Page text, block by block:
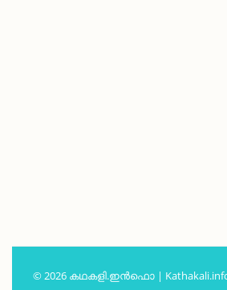
© 2026 കഥകളി.ഇൻഫൊ | Kathakali.info.